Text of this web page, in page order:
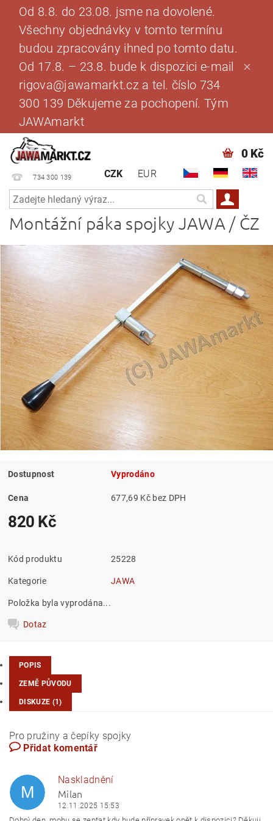
Od 8.8. do 23.08. jsme na dovolené.
Všechny objednávky v tomto termínu
budou zpracovány ihned po tomto datu.
Od 17.8. – 23.8. bude k dispozici e-mail
rigova@jawamarkt.cz a tel. číslo 734
300 139 Děkujeme za pochopení. Tým
JAWAmarkt
734 300 139 CZK EUR
0 Kč
Montážní páka spojky JAWA / ČZ
Dostupnost Vyprodáno
Cena 677,69 Kč bez DPH
820 Kč
Kód produktu 25228
Kategorie JAWA
Položka byla vyprodána...
Dotaz
POPIS
ZEMĚ PŮVODU
DISKUZE (1)
Pro pružiny a čepíky spojky
Přidat komentář
M
Naskladnění
Milan
12.11.2025 15:53